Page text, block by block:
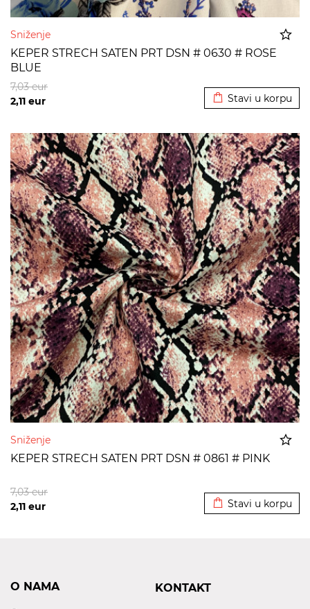
Sniženje
KEPER STRECH SATEN PRT DSN # 0630 # ROSE
BLUE
2,11 eur
7,03eur
Stavi u korpu
Sniženje
KEPER STRECH SATEN PRT DSN # 0861 # PINK
2,11 eur
7,03eur
Stavi u korpu
O NAMA KONTAKT